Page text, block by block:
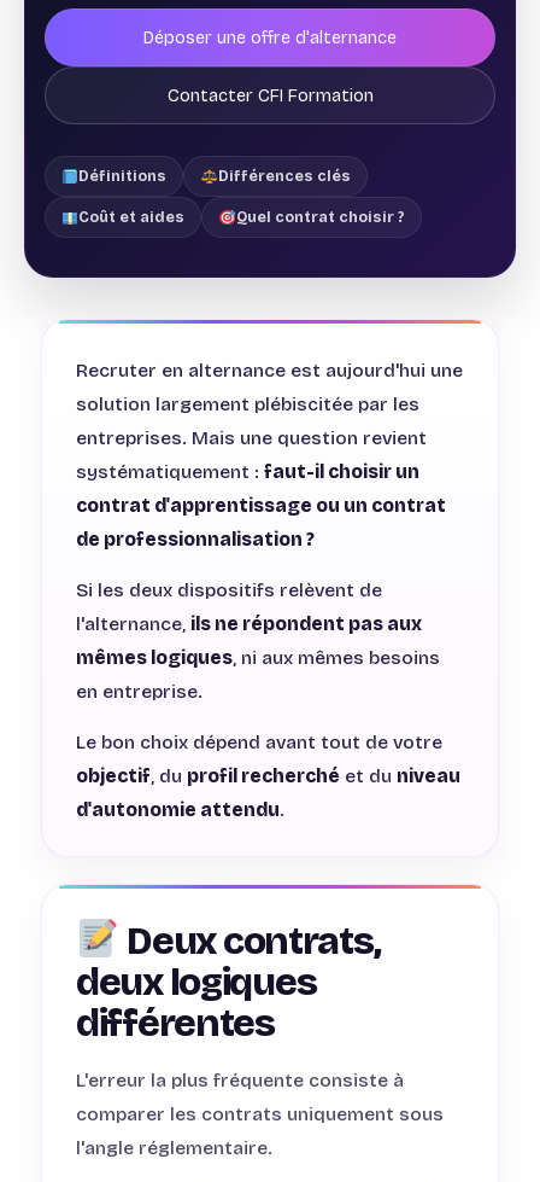
Déposer une offre d'alternance
Contacter CFI Formation
Définitions Différences clés
Coût et aides Quel contrat choisir ?
Recruter en alternance est aujourd'hui une
solution largement plébiscitée par les
entreprises. Mais une question revient
systématiquement : faut-il choisir un
contrat d'apprentissage ou un contrat
de professionnalisation ?
Si les deux dispositifs relèvent de
l'alternance, ils ne répondent pas aux
mêmes logiques, ni aux mêmes besoins
en entreprise.
Le bon choix dépend avant tout de votre
objectif, du profil recherché et du niveau
d'autonomie attendu.
Deux contrats,
deux logiques
différentes
L'erreur la plus fréquente consiste à
comparer les contrats uniquement sous
l'angle réglementaire.